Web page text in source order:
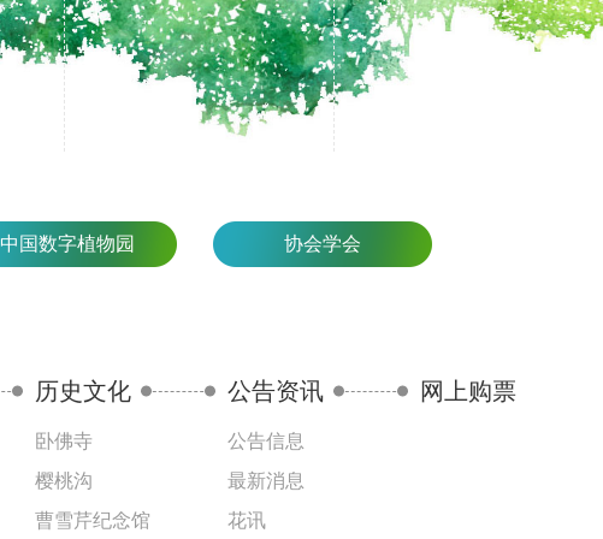
中国数字植物园 协会学会
历史文化
卧佛寺
樱桃沟
曹雪芹纪念馆
公告资讯
公告信息
最新消息
花讯
网上购票